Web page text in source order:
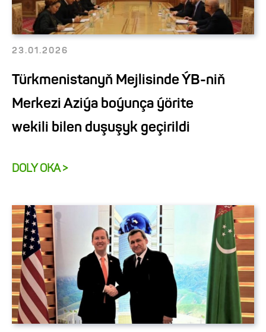
23.01.2026
Türkmenistanyň Mejlisinde ÝB-niň
Merkezi Aziýa boýunça ýörite
wekili bilen duşuşyk geçirildi
DOLY OKA >